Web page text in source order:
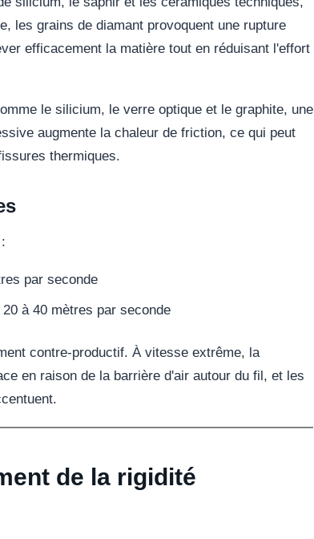
les grains de diamant provoquent une rupture
efficacement la matière tout en réduisant l'effort
le silicium, le verre optique et le graphite, une
augmente la chaleur de friction, ce qui peut
thermiques.
par seconde
à 40 mètres par seconde
contre-productif. À vitesse extrême, la
en raison de la barrière d'air autour du fil, et les
de la rigidité